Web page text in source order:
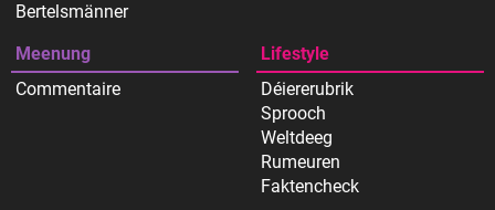
Bertelsmänner
Meenung
Commentaire
Lifestyle
Déiererubrik
Sprooch
Weltdeeg
Rumeuren
Faktencheck